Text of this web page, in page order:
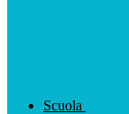
Scuola